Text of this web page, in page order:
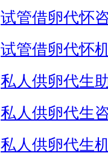
试管借卵代怀
试管借卵代怀
私人供卵代生
私人供卵代生
私人供卵代生